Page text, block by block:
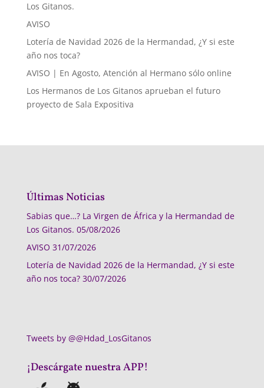
Los Gitanos.
AVISO
Lotería de Navidad 2026 de la Hermandad, ¿Y si este
año nos toca?
AVISO | En Agosto, Atención al Hermano sólo online
Los Hermanos de Los Gitanos aprueban el futuro
proyecto de Sala Expositiva
Últimas Noticias
Sabias que…? La Virgen de África y la Hermandad de
Los Gitanos. 05/08/2026
AVISO 31/07/2026
Lotería de Navidad 2026 de la Hermandad, ¿Y si este
año nos toca? 30/07/2026
Tweets by @@Hdad_LosGitanos
¡Descárgate nuestra APP!